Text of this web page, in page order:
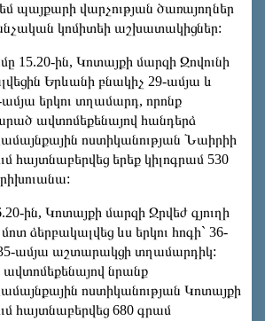
պայքարի վարչության ծառայողներ
կոմիտեի աշխատակիցներ:
15.20-ին, Կոտայքի մարզի Զովունի
Երևանի բնակիչ 29-ամյա և
երկու տղամարդ, որոնք
ավտոմեքենայով հանդերձ
ոստիկանության Նաիրիի
հայտնաբերվեց երեք կիլոգրամ 530
ին, Կոտայքի մարզի Ջրվեժ գյուղի
ձերբակալվեց ևս երկու հոգի` 36-
ամյա աշտարակցի տղամարդիկ:
նրանք
ոստիկանության Կոտայքի
հայտնաբերվեց 680 գրամ